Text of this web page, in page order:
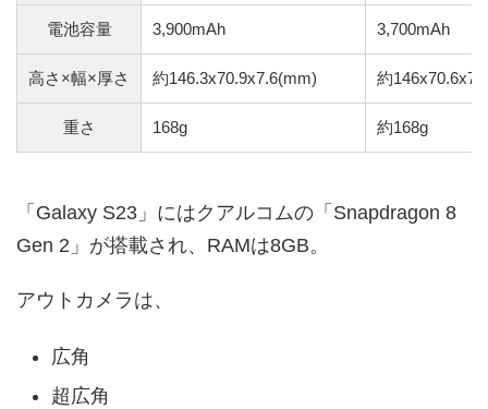
電池容量 3,900mAh 3,700mAh
高さ×幅×厚さ 約146.3x70.9x7.6(mm) 約
重さ 168g 約168g
「Galaxy S23」にはクアルコムの「Snapdragon 8
Gen 2」が搭載され、RAMは8GB。
アウトカメラは、
広角
超広角